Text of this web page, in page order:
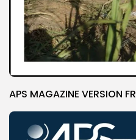
APS MAGAZINE VERSION FR